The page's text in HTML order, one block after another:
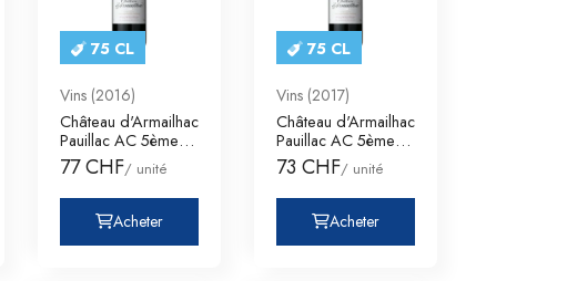
75 CL
Vins (2016)
Château d'Armailhac
Pauillac AC 5ème
Cru Classé
77 CHF/ unité
Acheter
75 CL
Vins (2017)
Château d'Armailhac
Pauillac AC 5ème
Cru Classé
73 CHF/ unité
Acheter